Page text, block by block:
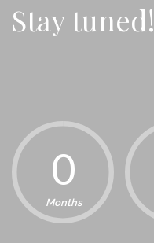
Stay tuned!
Months